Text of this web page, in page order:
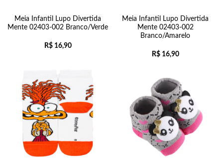
Meia Infantil Lupo Divertida
Mente 02403-002 Branco/Verde
R$16,90
Meia Infantil Lupo Divertida
Mente 02403-002
Branco/Amarelo
R$16,90